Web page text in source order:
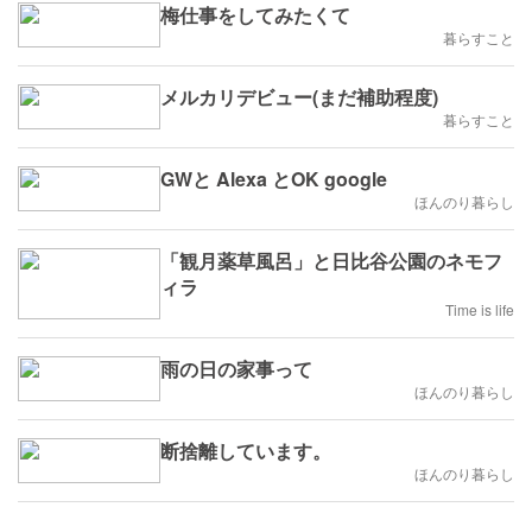
梅仕事をしてみたくて
暮らすこと
メルカリデビュー(まだ補助程度)
暮らすこと
GWと Alexa とOK google
ほんのり暮らし
「観月薬草風呂」と日比谷公園のネモフ
ィラ
Time is life
雨の日の家事って
ほんのり暮らし
断捨離しています。
ほんのり暮らし